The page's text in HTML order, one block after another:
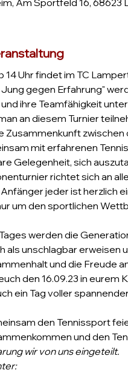
14 Uhr findet im TC
gegen Erfahrung"
ihre Teamfähigkeit
an diesem Turnier
Zusammenkunft
mit erfahrenen
Gelegenheit, sich
richtet sich an
jeder ist herzlich
um den sportlichen
werden die
als unschlagbar erweisen
und die Freude
den 16.09.23 in eurem
ein Tag voller
den Tennissport
und den
wir von uns eingeteilt.